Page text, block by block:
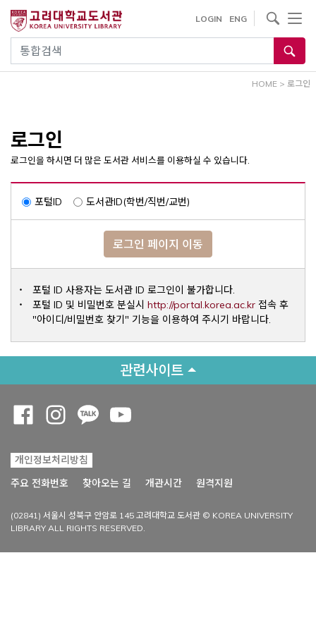
건
통합검색
LOGIN ENG
사이트내 검색
HOME > 로그인
로그인
로그인을 하시면 더 많은 도서관 서비스를 이용하실 수 있습니다.
포털ID 도서관ID(학번/직번/교번)
로그인 페이지 이동
포털 ID 사용자는 도서관 ID 로그인이 불가합니다.
포털 ID 및 비밀번호 분실시 http://portal.korea.ac.krOpens a
접속 후
"아이디/비밀번호 찾기" 기능을 이용하여 주시기 바랍니다.
관련사이트
개인정보처리방침
주요 전화번호
찾아오는 길 개관시간 원격지원
(02841) 서울시 성북구 안암로 145 고려대학교 도서관 © KOREA UNIVERSITY
LIBRARY ALL RIGHTS RESERVED.
Opens a new window
Opens a new window
Opens a new window